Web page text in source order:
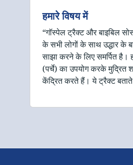
हमारे विषय में
“गॉस्पेल ट्रैक्ट और बाइबिल
के सभी लोगों के साथ उद्धार के
साझा करने के लिए समर्पित
(पर्चे) का उपयोग करके मुद्रित
केंद्रित करते हैं। ये ट्रैक्ट